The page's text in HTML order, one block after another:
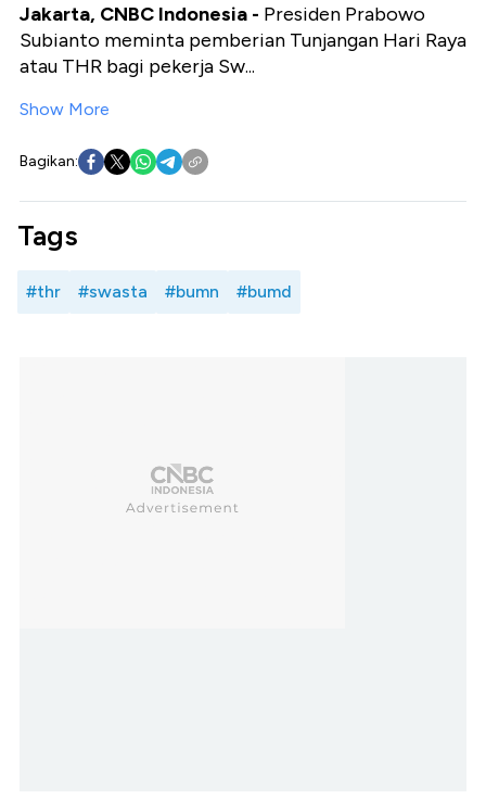
Jakarta, CNBC Indonesia - Presiden Prabowo
Subianto meminta pemberian Tunjangan Hari Raya
atau THR bagi pekerja Sw...
Show More
Bagikan:
Tags
#thr #swasta #bumn #bumd